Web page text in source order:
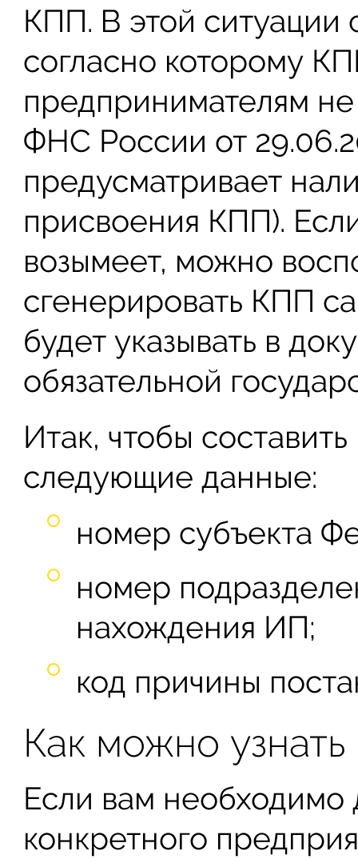
КПП. В этой ситуации
согласно которому
предпринимателям
ФНС России от
предусматривает
присвоения КПП).
возымеет, можно
сгенерировать КПП
будет указывать в
обязательной
Итак, чтобы
следующие данные:
номер субъекта
номер
нахождения ИП;
код причины
Как можно узнать
Если вам необходимо
конкретного